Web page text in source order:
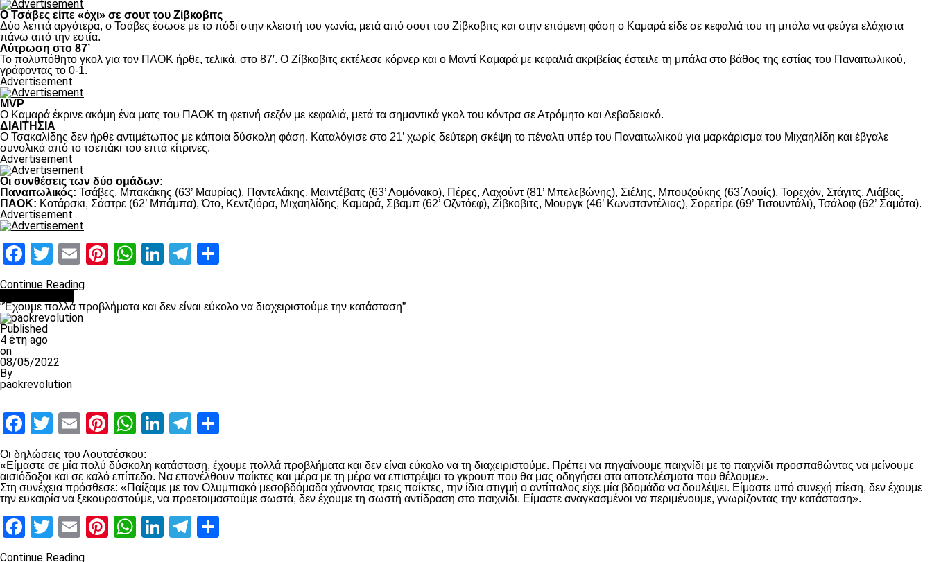
Ο Τσάβες είπε «όχι» σε σουτ του Ζίβκοβιτς
Δύο λεπτά αργότερα, ο Τσάβες έσωσε με το πόδι στην κλειστή του γωνία, μετά από σουτ του Ζίβκοβιτς και στην επόμενη φάση ο Καμαρά είδε σε κεφαλιά του τη μπάλα να φεύγει ελάχιστα
πάνω από την εστία.
Λύτρωση στο 87’
Το πολυπόθητο γκολ για τον ΠΑΟΚ ήρθε, τελικά, στο 87′. Ο Ζίβκοβιτς εκτέλεσε κόρνερ και ο Μαντί Καμαρά με κεφαλιά ακριβείας έστειλε τη μπάλα στο βάθος της εστίας του Παναιτωλικού,
γράφοντας το 0-1.
Advertisement
MVP
Ο Καμαρά έκρινε ακόμη ένα ματς του ΠΑΟΚ τη φετινή σεζόν με κεφαλιά, μετά τα σημαντικά γκολ του κόντρα σε Ατρόμητο και Λεβαδειακό.
ΔΙΑΙΤΗΣΙΑ
Ο Τσακαλίδης δεν ήρθε αντιμέτωπος με κάποια δύσκολη φάση. Καταλόγισε στο 21’ χωρίς δεύτερη σκέψη το πέναλτι υπέρ του Παναιτωλικού για μαρκάρισμα του Μιχαηλίδη και έβγαλε
συνολικά από το τσεπάκι του επτά κίτρινες.
Advertisement
Οι συνθέσεις των δύο ομάδων:
Παναιτωλικός: Τσάβες, Μπακάκης (63’ Μαυρίας), Παντελάκης, Μαιντέβατς (63’ Λομόνακο), Πέρες, Λαχούντ (81’ Μπελεβώνης), Σιέλης, Μπουζούκης (63΄Λουίς), Τορεχόν, Στάγιτς, Λιάβας.
ΠΑΟΚ: Κοτάρσκι, Σάστρε (62’ Μπάμπα), Ότο, Κεντζιόρα, Μιχαηλίδης, Καμαρά, Σβαμπ (62’ Οζντόεφ), Ζίβκοβιτς, Μουργκ (46’ Κωνστσντέλιας), Σορετίρε (69’ Τισουντάλι), Τσάλοφ (62’ Σαμάτα).
Advertisement
Facebook
Twitter
EmailPinterest
WhatsApp
LinkedIn
Telegram
Continue Reading
“Έχουμε πολλά προβλήματα και δεν είναι εύκολο να διαχειριστούμε την κατάσταση”
Published
4 έτη ago
on
08/05/2022
By
paokrevolution
Facebook
Twitter
EmailPinterest
WhatsApp
LinkedIn
Telegram
Οι δηλώσεις του Λουτσέσκου:
«Είμαστε σε μία πολύ δύσκολη κατάσταση, έχουμε πολλά προβλήματα και δεν είναι εύκολο να τη διαχειριστούμε. Πρέπει να πηγαίνουμε παιχνίδι με το παιχνίδι προσπαθώντας να μείνουμε
αισιόδοξοι και σε καλό επίπεδο. Να επανέλθουν παίκτες και μέρα με τη μέρα να επιστρέψει το γκρουπ που θα μας οδηγήσει στα αποτελέσματα που θέλουμε».
Στη συνέχεια πρόσθεσε: «Παίξαμε με τον Ολυμπιακό μεσοβδόμαδα χάνοντας τρεις παίκτες, την ίδια στιγμή ο αντίπαλος είχε μία βδομάδα να δουλέψει. Είμαστε υπό συνεχή πίεση, δεν έχουμε
την ευκαιρία να ξεκουραστούμε, να προετοιμαστούμε σωστά, δεν έχουμε τη σωστή αντίδραση στο παιχνίδι. Είμαστε αναγκασμένοι να περιμένουμε, γνωρίζοντας την κατάσταση».
Facebook
Twitter
EmailPinterest
WhatsApp
LinkedIn
Telegram
Continue Reading